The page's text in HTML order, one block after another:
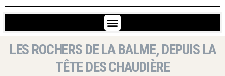
LES ROCHERS DE LA BALME, DEPUIS LA
TÊTE DES CHAUDIÈRE